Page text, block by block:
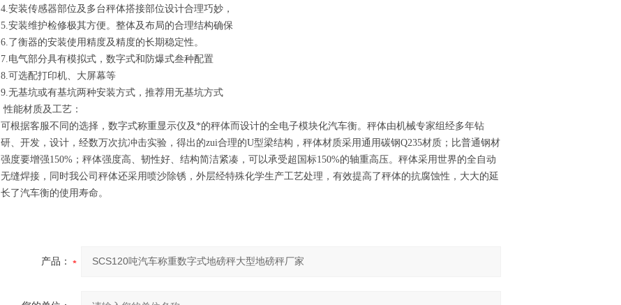
4.安装传感器部位及多台秤体搭接部位设计合理巧妙，
5.安装维护检修极其方便。整体及布局的合理结构确保
6.了衡器的安装使用精度及精度的长期稳定性。
7.电气部分具有模拟式，数字式和防爆式叁种配置
8.可选配打印机、大屏幕等
9.无基坑或有基坑两种安装方式，推荐用无基坑方式
性能材质及工艺：
可根据客服不同的选择，数字式称重显示仪及*的秤体而设计的全电子模块化汽车衡。秤体由机械专家组经多年钻
研、开发，设计，经数万次抗冲击实验，得出的zui合理的U型梁结构，秤体材质采用通用碳钢Q235材质；比普通钢材
强度要增强150%；秤体强度高、韧性好、结构简洁紧凑，可以承受超国标150%的轴重高压。秤体采用世界的全自动
无缝焊接，同时我公司秤体还采用喷沙除锈，外层经特殊化学生产工艺处理，有效提高了秤体的抗腐蚀性，大大的延
长了汽车衡的使用寿命。
产品：